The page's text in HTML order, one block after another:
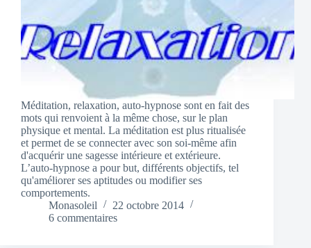
Méditation, relaxation, auto-hypnose sont en fait des
mots qui renvoient à la même chose, sur le plan
physique et mental. La méditation est plus ritualisée
et permet de se connecter avec son soi-même afin
d'acquérir une sagesse intérieure et extérieure.
L’auto-hypnose a pour but, différents objectifs, tel
qu'améliorer ses aptitudes ou modifier ses
comportements.
Monasoleil
22 octobre 2014
6 commentaires